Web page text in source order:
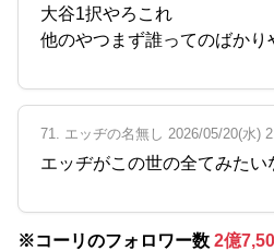
大谷1択やろこれ
他のやつまず誰ってのばかり
71. エッヂの名無し 2026/05/20(水)
エッヂがこの世の全てみたい
※コーリのフォロワー数 2億